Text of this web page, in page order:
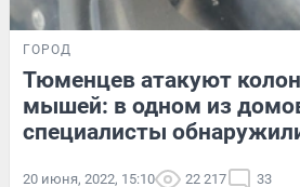
ГОРОД
Тюменцев атакуют
мышей: в одном из
специалисты
20 июня, 2022, 15:10 22 217 33